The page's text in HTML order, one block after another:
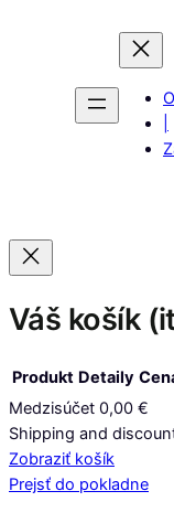
Váš košík
Produkty
v
košíku
Produkt Detaily
Medzisúčet 0,00 €
Shipping and
Zobraziť košík
Prejsť do pokladne